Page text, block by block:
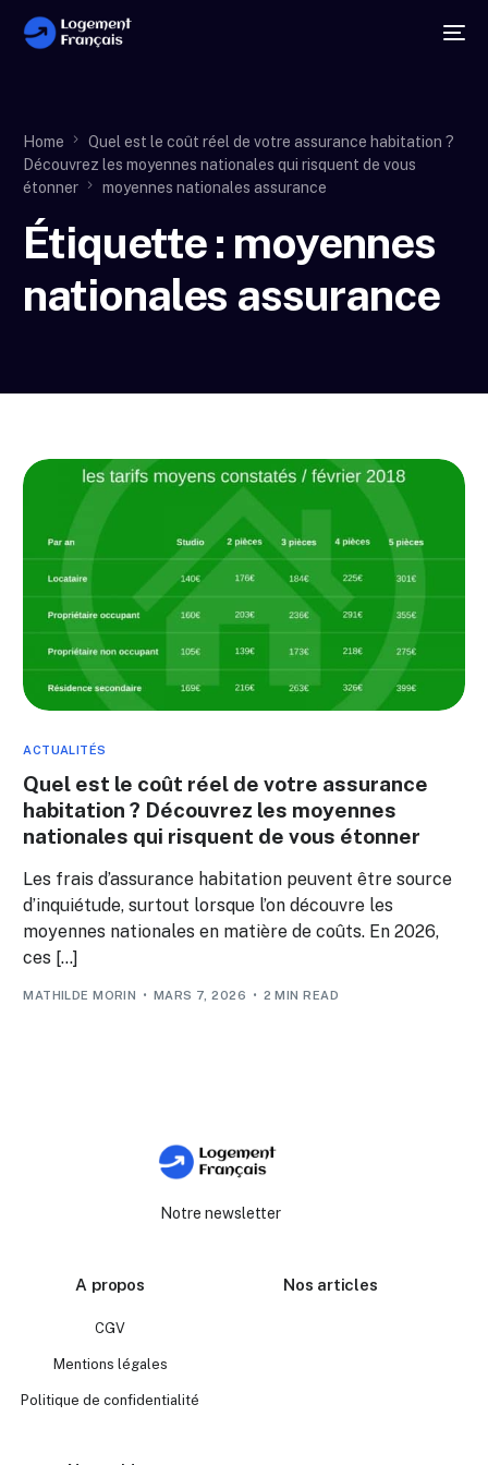
Home
Quel est le coût réel de votre assurance habitation ?
Découvrez les moyennes nationales qui risquent de vous
étonner
moyennes nationales assurance
Étiquette : moyennes
nationales assurance
ACTUALITÉS
Quel est le coût réel de votre assurance
habitation ? Découvrez les moyennes
nationales qui risquent de vous étonner
Les frais d’assurance habitation peuvent être source
d’inquiétude, surtout lorsque l’on découvre les
moyennes nationales en matière de coûts. En 2026,
ces […]
MATHILDE MORIN MARS 7, 2026 2 MIN READ
Notre newsletter
A propos
CGV
Mentions légales
Politique de confidentialité
Nos articles